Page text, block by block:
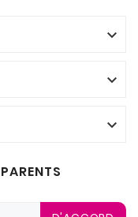


